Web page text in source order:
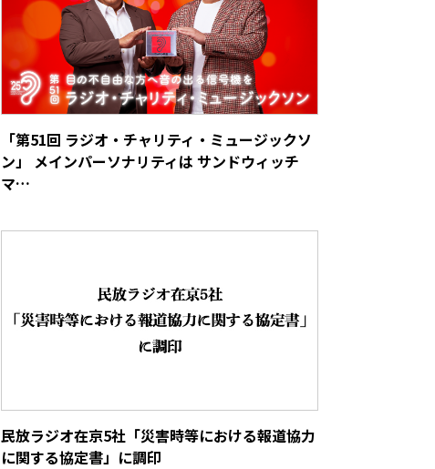
「第51回 ラジオ・チャリティ・ミュージックソ
ン」 メインパーソナリティは サンドウィッチ
マ…
民放ラジオ在京5社「災害時等における報道協力
に関する協定書」に調印